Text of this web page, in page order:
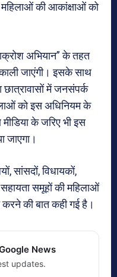
की आकांक्षाओं को
अभियान” के तहत
जाएंगी। इसके साथ
छात्रावासों में जनसंपर्क
को इस अधिनियम के
के जरिए भी इस
जाएगा।
सांसदों, विधायकों,
सहायता समूहों की महिलाओं
करने की बात कही गई है।
News
updates.